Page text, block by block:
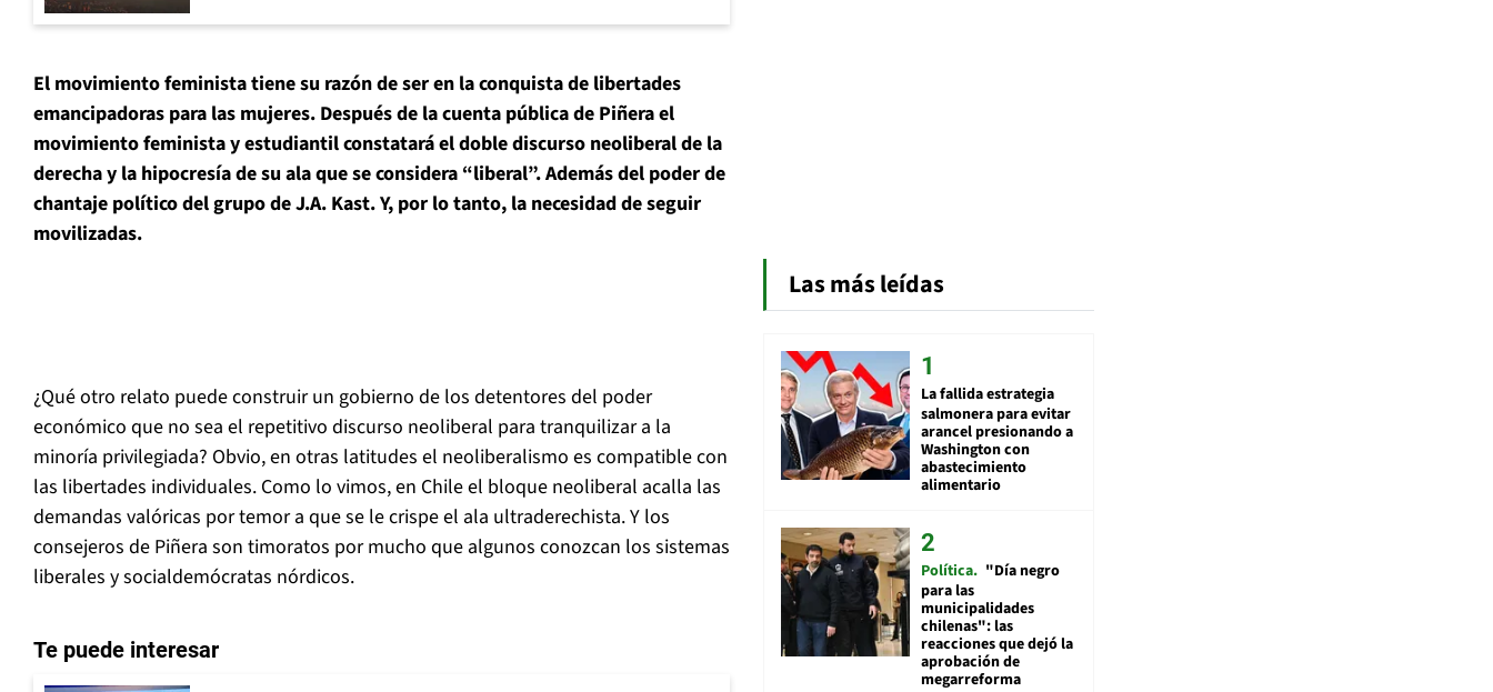
El movimiento feminista tiene su razón de ser en la conquista de libertades
emancipadoras para las mujeres. Después de la cuenta pública de Piñera el
movimiento feminista y estudiantil constatará el doble discurso neoliberal de la
derecha y la hipocresía de su ala que se considera “liberal”. Además del poder de
chantaje político del grupo de J.A. Kast. Y, por lo tanto, la necesidad de seguir
movilizadas.
¿Qué otro relato puede construir un gobierno de los detentores del poder
económico que no sea el repetitivo discurso neoliberal para tranquilizar a la
minoría privilegiada? Obvio, en otras latitudes el neoliberalismo es compatible con
las libertades individuales. Como lo vimos, en Chile el bloque neoliberal acalla las
demandas valóricas por temor a que se le crispe el ala ultraderechista. Y los
consejeros de Piñera son timoratos por mucho que algunos conozcan los sistemas
liberales y socialdemócratas nórdicos.
Te puede interesar
Las más leídas
La fallida estrategia
salmonera para evitar
arancel presionando a
Washington con
abastecimiento
alimentario
Política "Día negro
para las
municipalidades
chilenas": las
reacciones que dejó la
aprobación de
megarreforma